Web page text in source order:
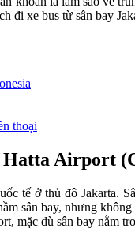
xe bus từ sân bay
thoại
Hatta Airport
tế ở thủ đô Jakarta.
sân bay, nhưng
mặc dù sân bay nằm